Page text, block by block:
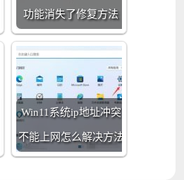
功能消失了修复方法
Win11系统ip地址冲突
不能上网怎么解决方法